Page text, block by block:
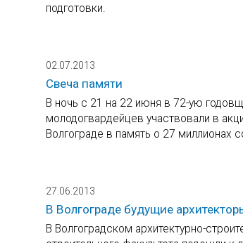
подготовки.
02.07.2013
Свеча памяти
В ночь с 21 на 22 июня в 72-ую
молодогвардейцев участвовали в
Волгограде в память о 27 миллионах
27.06.2013
В Волгограде будущие
В Волгоградском архитектурно-